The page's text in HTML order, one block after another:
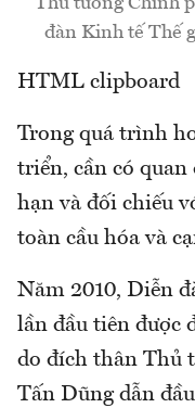
đàn Kinh tế Thế
HTML clipboard
Trong quá trình
triển, cần có
hạn và đối chiếu
toàn cầu hóa và
Năm 2010, Diễn
lần đầu tiên được
do đích thân Thủ
Tấn Dũng dẫn